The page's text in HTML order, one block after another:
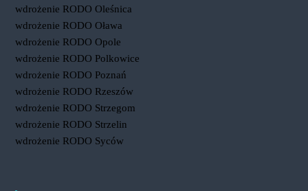
wdrożenie RODO Oleśnica
wdrożenie RODO Oława
wdrożenie RODO Opole
wdrożenie RODO Polkowice
wdrożenie RODO Poznań
wdrożenie RODO Rzeszów
wdrożenie RODO Strzegom
wdrożenie RODO Strzelin
wdrożenie RODO Syców